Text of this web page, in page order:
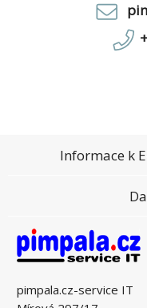
pimpala.cz-service IT
Informace k